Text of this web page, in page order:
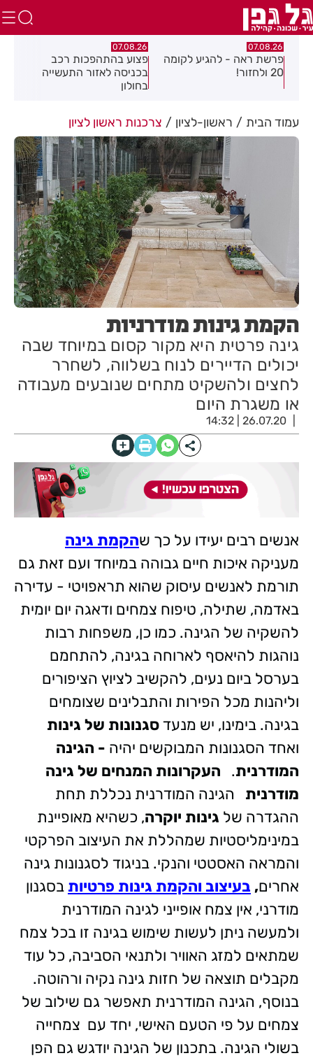
07.08.26
פצוע בהתהפכות רכב
בכניסה לאזור התעשייה
07.08.26
תיסלם ואתניקס הרימו את
חולון באוויר
עמוד הבית ראשון-לציון צרכנות ראשון לציון
הקמת גינות מודרניות
גינה פרטית היא מקור קסום במיוחד שבה
יכולים הדיירים לנוח בשלווה, לשחרר
לחצים ולהשקיט מתחים שנובעים מעבודה
או משגרת היום
26.07.20 | 14:32
אנשים רבים יעידו על כך שהקמת גינה
מעניקה איכות חיים גבוהה במיוחד ועם זאת גם
תורמת לאנשים עיסוק שהוא תראפויטי - עדירה
באדמה, שתילה, טיפוח צמחים ודאגה יום יומית
להשקיה של הגינה. כמו כן, משפחות רבות
נוהגות להיאסף לארוחה בגינה, להתחמם
בערסל ביום נעים, להקשיב לציוץ הציפורים
וליהנות מכל הפירות והתבלינים שצומחים
בגינה. בימינו, יש מנעדסגנונות של גינות
ואחד הסגנונות המבוקשים יהיה - הגינה
המודרנית. העקרונות המנחים של גינה
מודרנית
הגינה המודרנית נכללת תחת
ההגדרה של גינות יוקרה, כשהיא מאופיינת
במינימליסטיות שמהללת את העיצוב הפרקטי
והמראה האסטטי והנקי. בניגוד לסגנונות גינה
אחרים, בעיצוב והקמת גינות פרטיות בסגנון
מודרני, אין צמח אופייני לגינה המודרנית
ולמעשה ניתן לעשות שימוש בגינה זו בכל צמח
שמתאים למזג האוויר ולתנאי הסביבה, כל עוד
מקבלים תוצאה של חזות גינה נקיה ורהוטה.
בנוסף, הגינה המודרנית תאפשר גם שילוב של
צמחים על פי הטעם האישי, יחד עם צמחייה
בשולי הגינה. בתכנון של הגינה יודגש גם הפן